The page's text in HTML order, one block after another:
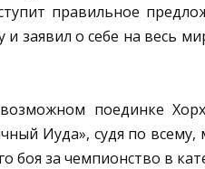
правильное
заявил о себе на весь
поединке
Иуда», судя по
боя за чемпионство в